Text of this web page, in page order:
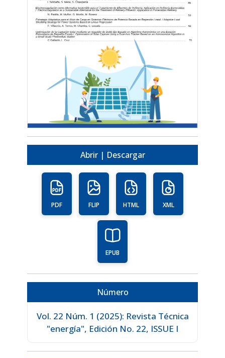
Abrir | Descargar
PDF FLIP HTML XML
EPUB
Número
Vol. 22 Núm. 1 (2025): Revista Técnica
"energía", Edición No. 22, ISSUE I